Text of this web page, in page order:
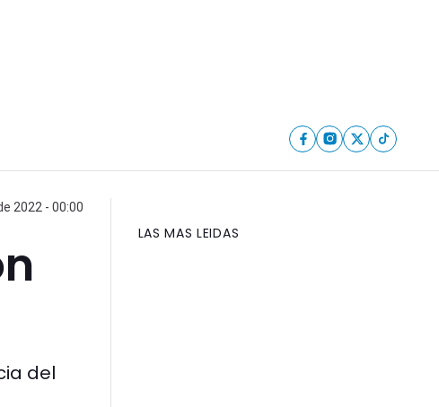
2022 - 00:00
del
LAS MAS LEIDAS